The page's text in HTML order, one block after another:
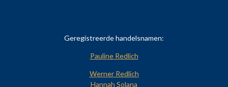
Geregistreerde handelsnamen:
Pauline Redlich
Werner Redlich
Hannah Solana